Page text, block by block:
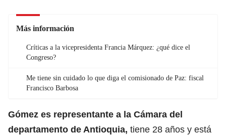
Más información
Críticas a la vicepresidenta Francia Márquez: ¿qué dice el
Congreso?
Me tiene sin cuidado lo que diga el comisionado de Paz: fiscal
Francisco Barbosa
Gómez es representante a la Cámara del
departamento de Antioquia, tiene 28 años y está